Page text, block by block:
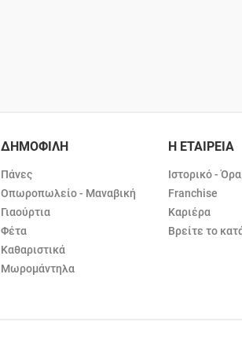
ΔΗΜΟΦΙΛΗ
Πάνες
Οπωροπωλείο - Μαναβική
Γιαούρτια
Φέτα
Καθαριστικά
Μωρομάντηλα
Η ΕΤΑΙΡΕΙΑ
Ιστορικό -
Franchise
Καριέρα
Βρείτε το